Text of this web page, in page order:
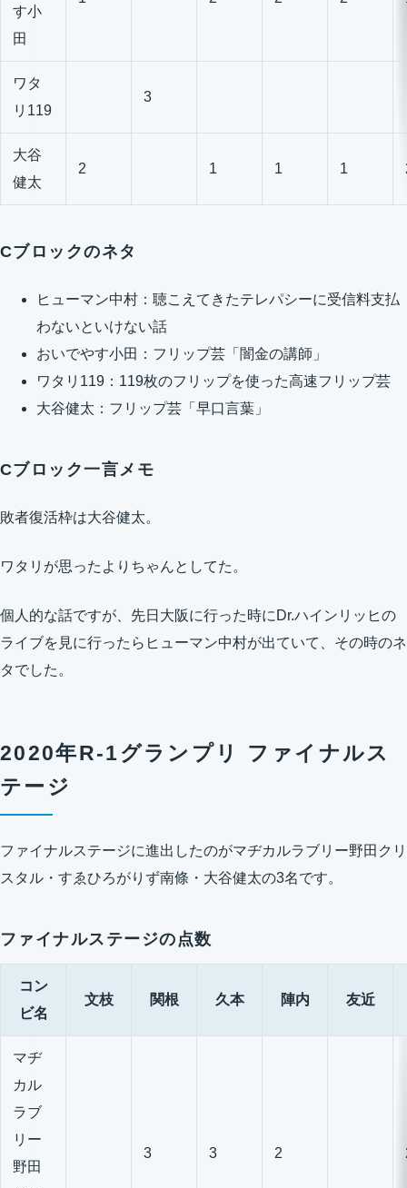
す小
田
ワタ
リ119
3
大谷
健太
2 1 1 1
Cブロックのネタ
ヒューマン中村：聴こえてきたテレパシーに受信料支払
わないといけない話
おいでやす小田：フリップ芸「闇金の講師」
ワタリ119：119枚のフリップを使った高速フリップ芸
大谷健太：フリップ芸「早口言葉」
Cブロック一言メモ
敗者復活枠は大谷健太。
ワタリが思ったよりちゃんとしてた。
個人的な話ですが、先日大阪に行った時にDr.ハインリッヒの
ライブを見に行ったらヒューマン中村が出ていて、その時のネ
タでした。
2020年R-1グランプリ ファイナルス
テージ
ファイナルステージに進出したのがマヂカルラブリー野田クリ
スタル・すゑひろがりず南條・大谷健太の3名です。
ファイナルステージの点数
コン
ビ名
文枝 関根 久本 陣内 友近
マヂ
カル
ラブ
リー
野田
3 3 2